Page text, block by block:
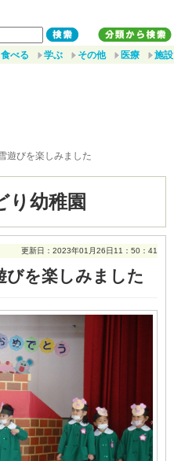
食べる 学ぶ その他 医療 施設
遊びを楽しみました
り幼稚園
更新日：2023年01月26日11：50：41
びを楽しみました